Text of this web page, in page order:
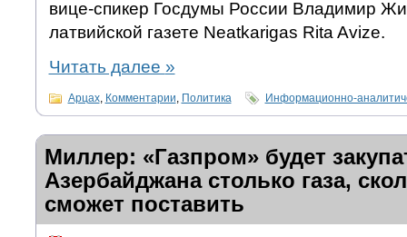
вице-спикер Госдумы России Владимир
латвийской газете Neatkarigas Rita Avize.
Читать далее »
Арцах, Комментарии, Политика Информационно-
Миллер: «Газпром» будет
Азербайджана столько газа,
сможет поставить